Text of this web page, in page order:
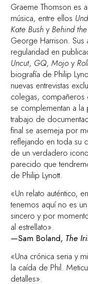
Graeme Thomson es
música, entre ellos
Kate Bush y Behind
George Harrison. Sus
regularidad en
Uncut, GQ,Mojo y
biografía de Philip
nuevas entrevistas
colegas,
se complementan a
trabajo de
final se asemeja por
reflejando en toda su
de un verdadero
parecido que
de Philip Lynott.
«Un relato auténtico,
tenemos aquí no es
sincero y por
al estrellato».
—Sam Boland, The
«Una crónica seria y
la caída de Phil.
detalles».